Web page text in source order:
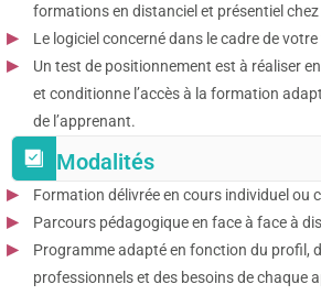
formations en distanciel et présentiel chez
Le logiciel concerné dans le cadre de
Un test de positionnement est à réaliser
et conditionne l’accès à la formation
de l’apprenant.
Modalités
Formation délivrée en cours individuel ou
Parcours pédagogique en face à face à
Programme adapté en fonction du profil,
professionnels et des besoins de chaque